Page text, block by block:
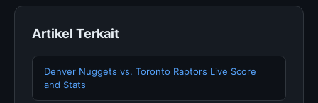
Artikel Terkait
Denver Nuggets vs. Toronto Raptors Live Score
and Stats